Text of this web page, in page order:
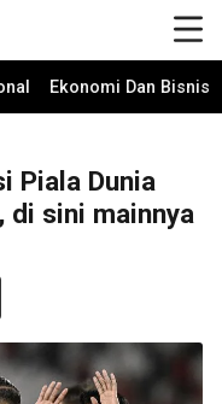
Ekonomi Dan Bisnis
Piala Dunia
di sini mainnya